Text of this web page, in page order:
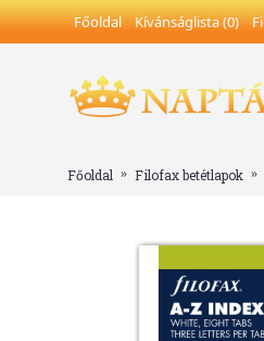
Főoldal Kívánságlista (0)
Főoldal Filofax betétlapok